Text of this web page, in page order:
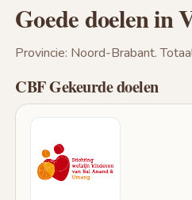
Goede doelen in
Provincie: Noord-Brabant.
CBF Gekeurde doelen